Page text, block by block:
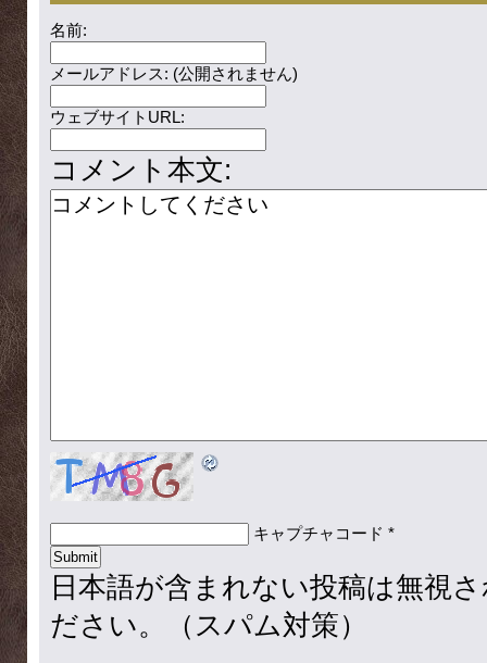
名前:
メールアドレス: (公開されません)
ウェブサイトURL:
コメント本文:
キャプチャコード *
日本語が含まれない投稿は無視
ださい。（スパム対策）